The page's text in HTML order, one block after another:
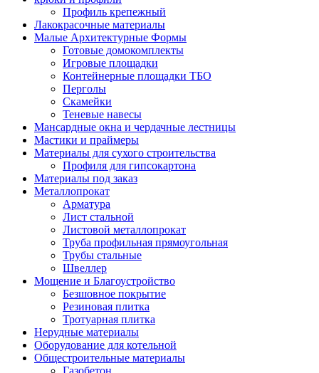
Профиль крепежный
Лакокрасочные материалы
Малые Архитектурные Формы
Готовые домокомплекты
Игровые площадки
Контейнерные площадки ТБО
Перголы
Скамейки
Теневые навесы
Мансардные окна и чердачные лестницы
Мастики и праймеры
Материалы для сухого строительства
Профиля для гипсокартона
Материалы под заказ
Металлопрокат
Арматура
Лист стальной
Листовой металлопрокат
Труба профильная прямоугольная
Трубы стальные
Швеллер
Мощение и Благоустройство
Безшовное покрытие
Резиновая плитка
Тротуарная плитка
Нерудные материалы
Оборудование для котельной
Общестроительные материалы